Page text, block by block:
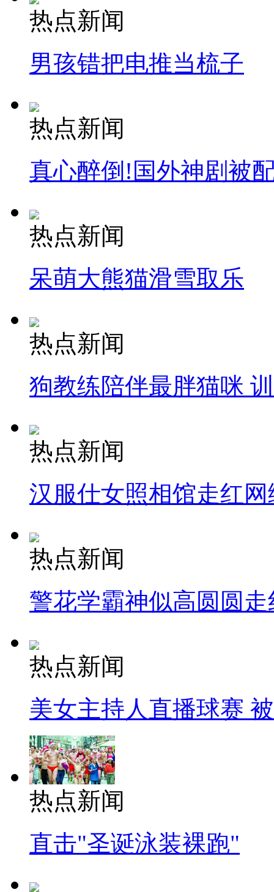
热点新闻
男孩错把电推当梳子
热点新闻
真心醉倒!国外神剧被
热点新闻
呆萌大熊猫滑雪取乐
热点新闻
狗教练陪伴最胖猫咪
热点新闻
汉服仕女照相馆走红网
热点新闻
警花学霸神似高圆圆走
热点新闻
美女主持人直播球赛
热点新闻
直击"圣诞泳装裸跑"